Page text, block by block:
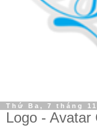
Thứ Ba, 7 tháng
Logo - Avatar